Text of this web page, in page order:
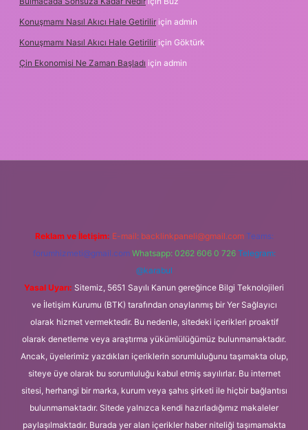
Konuşmamı Nasıl Akıcı Hale Getirilir için admin
Konuşmamı Nasıl Akıcı Hale Getirilir için Göktürk
Çin Ekonomisi Ne Zaman Başladı için admin
Reklam ve İletişim: E-mail: backlinkpaneli@gmail.com Teams:
forumhizmeti@gmail.com Whatsapp: 0262 606 0 726 Telegram:
@karabul
Yasal Uyarı: Sitemiz, 5651 Sayılı Kanun gereğince Bilgi Teknolojileri
ve İletişim Kurumu (BTK) tarafından onaylanmış bir Yer Sağlayıcı
olarak hizmet vermektedir. Bu nedenle, sitedeki içerikleri proaktif
olarak denetleme veya araştırma yükümlülüğümüz bulunmamaktadır.
Ancak, üyelerimiz yazdıkları içeriklerin sorumluluğunu taşımakta olup,
siteye üye olarak bu sorumluluğu kabul etmiş sayılırlar. Bu internet
sitesi, herhangi bir marka, kurum veya şahıs şirketi ile hiçbir bağlantısı
bulunmamaktadır. Sitede yalnızca kendi hazırladığımız makaleler
paylaşılmaktadır. Burada yer alan içerikler haber niteliği taşımamakta